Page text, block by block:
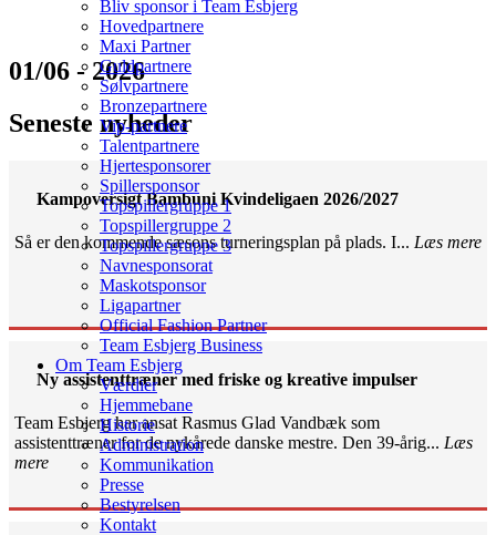
Bliv sponsor i Team Esbjerg
Hovedpartnere
Maxi Partner
Guldpartnere
Sølvpartnere
Bronzepartnere
Vip-partnere
Talentpartnere
Hjertesponsorer
Spillersponsor
Topspillergruppe 1
Topspillergruppe 2
Topspillergruppe 3
Navnesponsorat
Maskotsponsor
Ligapartner
Official Fashion Partner
Team Esbjerg Business
Om Team Esbjerg
Værdier
Hjemmebane
Historie
Administration
Kommunikation
Presse
Bestyrelsen
Kontakt
01/06 - 2026
Seneste nyheder
Kampoversigt Bambuni Kvindeligaen 2026/2027
Så er den kommende sæsons turneringsplan på plads. I... Læs mere
Ny assistenttræner med friske og kreative impulser
Team Esbjerg har ansat Rasmus Glad Vandbæk som
assistenttræner for de nykårede danske mestre. Den 39-årig... Læs
mere